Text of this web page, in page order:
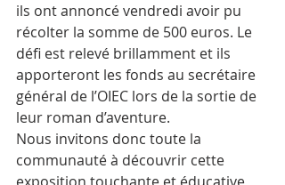
ils ont annoncé vendredi avoir pu
récolter la somme de 500 euros. Le
défi est relevé brillamment et ils
apporteront les fonds au secrétaire
général de l’OIEC lors de la sortie de
leur roman d’aventure.
Nous invitons donc toute la
communauté à découvrir cette